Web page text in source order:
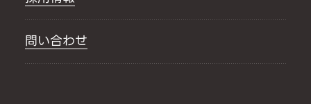
問い合わせ